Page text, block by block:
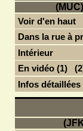
Voir d'en haut
Dans la rue à
Intérieur
En vidéo (1)
Infos détaillées